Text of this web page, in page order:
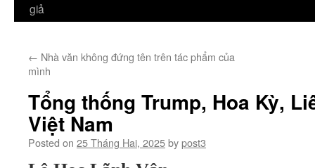
giả
← Nhà văn không đứng tên trên tác phẩm của
mình
Tổng thống Trump, Hoa Kỳ,
Việt Nam
Posted on 25 Tháng Hai, 2025bypost3